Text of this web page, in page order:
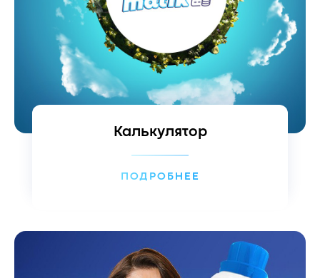
Калькулятор
ПОДРОБНЕЕ